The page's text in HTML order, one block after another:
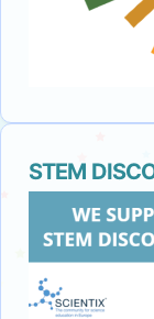
STEM